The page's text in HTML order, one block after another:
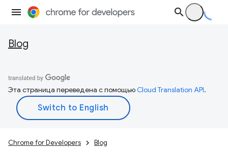
Blog
Эта страница переведена с помощьюCloud Translation API.
Chrome for Developers Blog